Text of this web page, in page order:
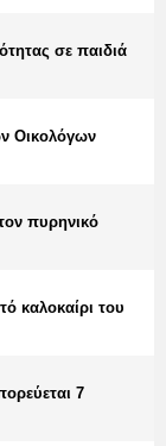
σε παιδιά
Οικολόγων
πυρηνικό
καλοκαίρι του
7